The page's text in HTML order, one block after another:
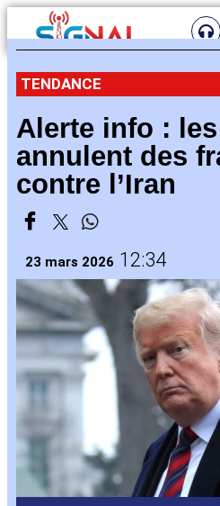
TENDANCE
Alerte info :
annulent des
contre l’Iran
23 mars 2026 12:34